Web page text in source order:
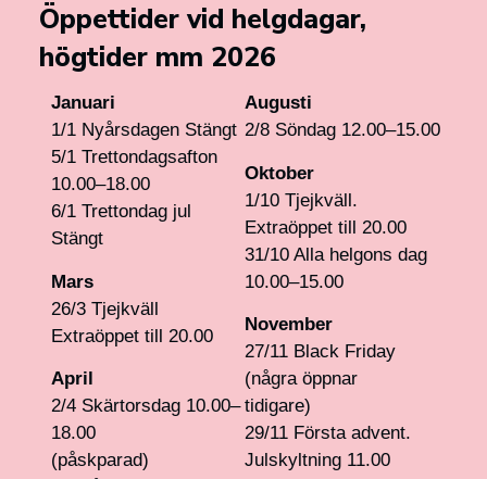
Öppettider vid helgdagar,
högtider mm 2026
Januari
1/1 Nyårsdagen Stängt
5/1 Trettondagsafton
10.00–18.00
6/1 Trettondag jul
Stängt
Mars
26/3 Tjejkväll
Extraöppet till 20.00
April
2/4 Skärtorsdag 10.00–
18.00
(påskparad)
Augusti
2/8 Söndag 12.00–15.00
Oktober
1/10 Tjejkväll.
Extraöppet till 20.00
31/10 Alla helgons dag
10.00–15.00
November
27/11 Black Friday
(några öppnar
tidigare)
29/11 Första advent.
Julskyltning 11.00